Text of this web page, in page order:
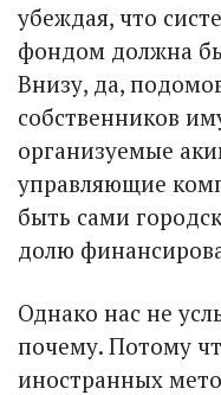
убеждая, что
фондом должна
Внизу, да,
собственников
организуемые
управляющие
быть сами
долю
Однако нас не
почему. Потому
иностранных